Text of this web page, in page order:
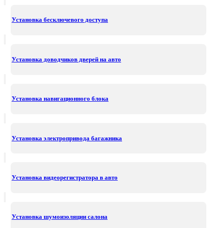
Установка бесключевого доступа
Установка доводчиков дверей на авто
Установка навигационного блока
Установка электропривода багажника
Установка видеорегистратора в авто
Установка шумоизоляции салона